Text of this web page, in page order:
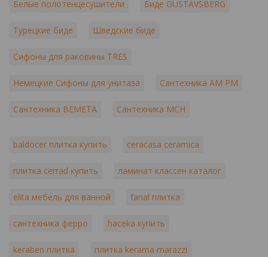
Белые полотенцесушители Биде GUSTAVSBERG
Турецкие биде Шведские биде
Сифоны для раковины TRES
Немецкие Сифоны для унитаза Сантехника AM PM
Сантехника BEMETA Сантехника MCH
baldocer плитка купить ceracasa ceramica
плитка cerrad купить ламинат классен каталог
elita мебель для ванной fanal плитка
сантехника ферро haceka купить
keraben плитка плитка kerama marazzi